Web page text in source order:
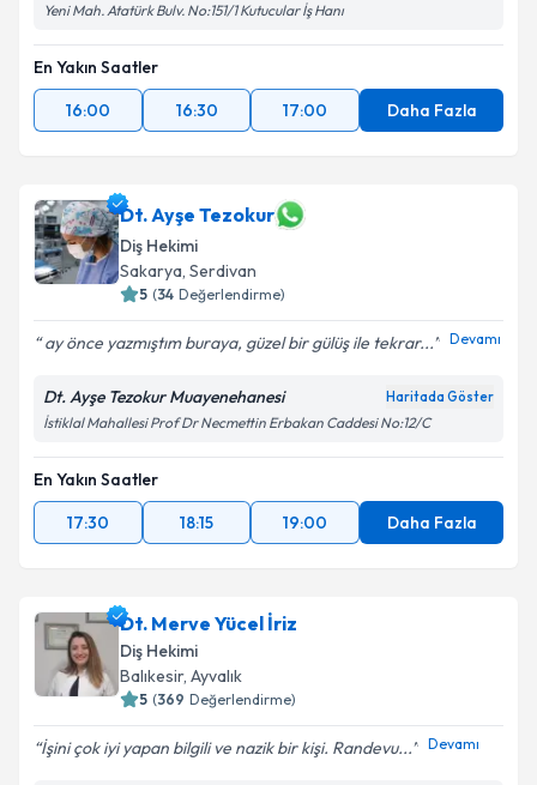
Takvim Talebini Gönder
Yeni Mah. Atatürk Bulv. No:151/1 Kutucular İş Hanı
En Yakın Saatler
16:00
16:30 17:00 Daha Fazla
Dt. Ayşe Tezokur
Diş Hekimi
Sakarya, Serdivan
5 (34 Değerlendirme)
ay önce yazmıştım buraya, güzel bir gülüş ile tekrar... Devamı
Dt. Ayşe Tezokur Muayenehanesi Haritada Göster
İstiklal Mahallesi Prof Dr Necmettin Erbakan Caddesi No:12/C
En Yakın Saatler
17:30
18:15 19:00 Daha Fazla
Dt. Merve Yücel İriz
Diş Hekimi
Balıkesir, Ayvalık
5 (369 Değerlendirme)
İşini çok iyi yapan bilgili ve nazik bir kişi. Randevu... Devamı